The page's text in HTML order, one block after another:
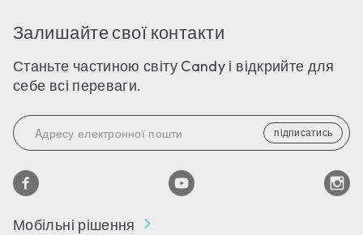
Залишайте свої контакти
Станьте частиною світу Candy і відкрийте для
себе всі переваги.
підписатись
Мобільні рішення